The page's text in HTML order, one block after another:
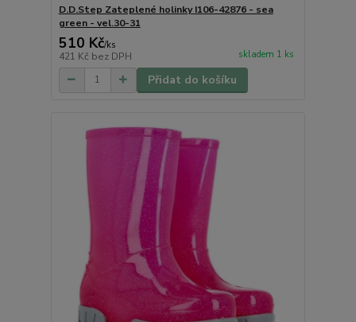
D.D.Step Zateplené holinky I106-42876 - sea
green - vel.30-31
510 Kč/ks
421 Kč bez DPH skladem 1 ks
Přidat do košíku